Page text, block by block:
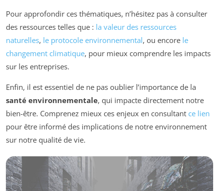
Pour approfondir ces thématiques, n’hésitez pas à consulter
des ressources telles que : la valeur des ressources
naturelles, le protocole environnemental, ou encore le
changement climatique, pour mieux comprendre les impacts
sur les entreprises.
Enfin, il est essentiel de ne pas oublier l’importance de la
santé environnementale, qui impacte directement notre
bien-être. Comprenez mieux ces enjeux en consultant ce lien
pour être informé des implications de notre environnement
sur notre qualité de vie.